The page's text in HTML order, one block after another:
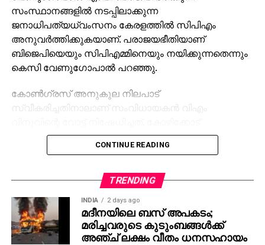
സംസ്ഥാനങ്ങളില്‍ നടപ്പിലാക്കുന്ന
ജനാധിപത്യധ്വംസനം കേരളത്തില്‍ സിപിഎം
അനുവര്‍ത്തിക്കുകയാണ്. പരാജയഭീതിയാണ്
ബിജെപിയെയും സിപിഎമ്മിനെയും നയിക്കുന്നതെന്നും
കെസി വേണുഗോപാല്‍ പറഞ്ഞു.
കോണ്‍ഗ്രസ് അനുകൂല നിലപാട്
സ്വീകരിച്ചതിനാലാണ് സംവിധായകന്‍ വിഎം
കോര്‍പറേഷന്‍ തെരഞ്ഞെടുപ്പില്‍ യുഡിഎഫ്
സ്ഥാനാര്‍ത്ഥിയാണ് വിനു. മുന്‍ തെരഞ്ഞെടുപ്പുകളില്‍
നിഷേധിക്കുന്നത് മൗലികാവകാശങ്ങളുടെ ലംഘനമാണ്.
കോര്‍പ്പറേഷനിലെ മുട്ടട വാര്‍ഡില്‍ യുഡിഎഫിന്
വേണ്ടി മത്സരിക്കുന്ന വൈഷ്ണ സുരേഷിന് വോട്ടില്ലെന്ന്
വരുത്തിതീര്‍ത്ത് അവരുടെ സ്ഥാനാര്‍ത്ഥിത്വം റദ്ദ്
CONTINUE READING
TRENDING
INDIA 2 days ago
മദീനയിലെ ബസ് അപകടം;
മരിച്ചവരുടെ കുടുംബങ്ങള്‍ക്ക്
അഞ്ച് ലക്ഷം വീതം ധനസഹായം